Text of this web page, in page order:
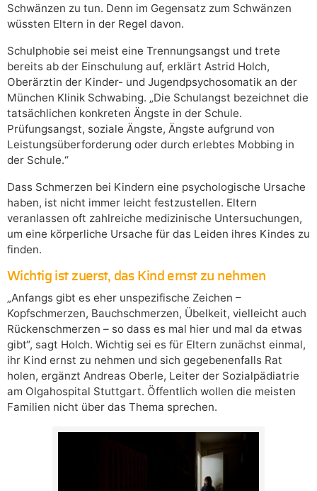
Schwänzen zu tun. Denn im Gegensatz zum Schwänzen
wüssten Eltern in der Regel davon.
Schulphobie sei meist eine Trennungsangst und trete
bereits ab der Einschulung auf, erklärt Astrid Holch,
Oberärztin der Kinder- und Jugendpsychosomatik an der
München Klinik Schwabing. „Die Schulangst bezeichnet die
tatsächlichen konkreten Ängste in der Schule.
Prüfungsangst, soziale Ängste, Ängste aufgrund von
Leistungsüberforderung oder durch erlebtes Mobbing in
der Schule.“
Dass Schmerzen bei Kindern eine psychologische Ursache
haben, ist nicht immer leicht festzustellen. Eltern
veranlassen oft zahlreiche medizinische Untersuchungen,
um eine körperliche Ursache für das Leiden ihres Kindes zu
finden.
Wichtig ist zuerst, das Kind ernst zu nehmen
„Anfangs gibt es eher unspezifische Zeichen –
Kopfschmerzen, Bauchschmerzen, Übelkeit, vielleicht auch
Rückenschmerzen – so dass es mal hier und mal da etwas
gibt“, sagt Holch. Wichtig sei es für Eltern zunächst einmal,
ihr Kind ernst zu nehmen und sich gegebenenfalls Rat
holen, ergänzt Andreas Oberle, Leiter der Sozialpädiatrie
am Olgahospital Stuttgart. Öffentlich wollen die meisten
Familien nicht über das Thema sprechen.